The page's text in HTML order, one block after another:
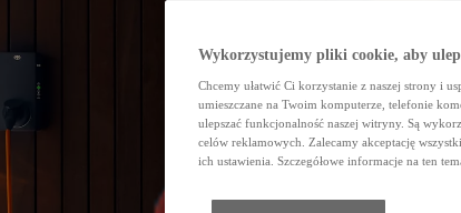
Wykorzystujemy pliki cookie, aby
Chcemy ułatwić Ci korzystanie z naszej strony i
umieszczane na Twoim komputerze, telefonie
ulepszać funkcjonalność naszej witryny. Są
celów reklamowych. Zalecamy akceptację
ich ustawienia. Szczegółowe informacje na ten